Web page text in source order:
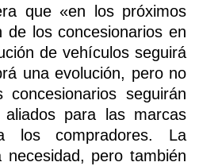
que «en los próximos
de los concesionarios en
de vehículos seguirá
una evolución, pero no
seguirán
para las marcas
los compradores. La
necesidad, pero también